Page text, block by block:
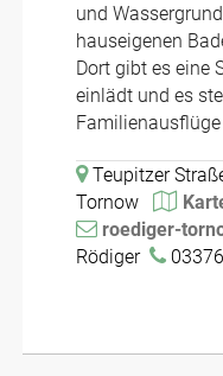
und
hauseigenen
Dort gibt es eine
einlädt und es
Familienausflüge
Teupitzer
Tornow
roediger-
Rödiger